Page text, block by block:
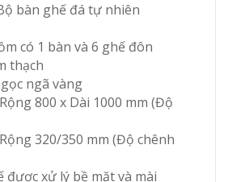
bàn ghế đá tự nhiên
có 1 bàn và 6 ghế đôn
thạch
ngã vàng
800 x Dài 1000 mm (Độ
320/350 mm (Độ chênh
được xử lý bề mặt và mài